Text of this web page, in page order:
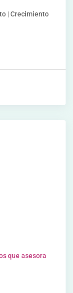
| Crecimiento
que asesora